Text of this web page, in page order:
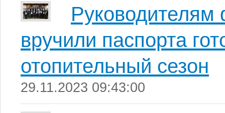
вручили паспорта
отопительный сезон
29.11.2023 09:43:00